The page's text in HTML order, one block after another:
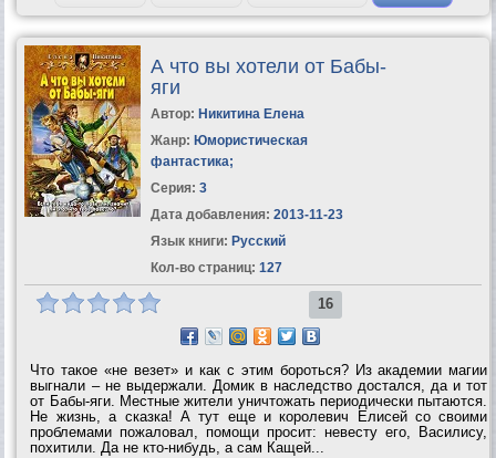
А что вы хотели от Бабы-
яги
Автор: Никитина Елена
Жанр: Юмористическая
фантастика;
Серия: 3
Дата добавления: 2013-11-23
Язык книги: Русский
Кол-во страниц: 127
16
Что такое «не везет» и как с этим бороться? Из академии магии
выгнали – не выдержали. Домик в наследство достался, да и тот
от Бабы-яги. Местные жители уничтожать периодически пытаются.
Не жизнь, а сказка! А тут еще и королевич Елисей со своими
проблемами пожаловал, помощи просит: невесту его, Василису,
похитили. Да не кто-нибудь, а сам Кащей...